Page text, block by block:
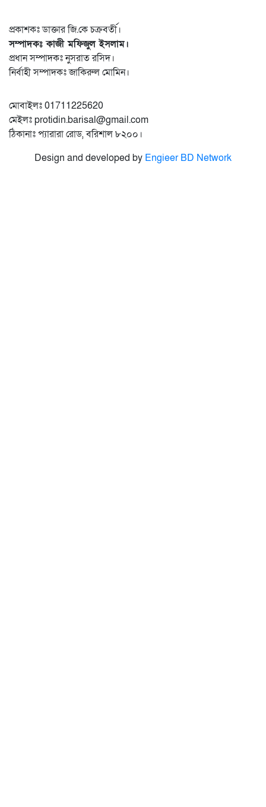
প্রকাশকঃ ডাক্তার জি.কে চক্রবর্তী।
সম্পাদকঃ কাজী মফিজুল ইসলাম।
প্রধান সম্পাদকঃ নুসরাত রসিদ।
নির্বাহী সম্পাদকঃ জাকিরুল মোমিন।
মোবাইলঃ 01711225620
মেইলঃ protidin.barisal@gmail.com
ঠিকানাঃ প্যারারা রোড, বরিশাল ৮২০০।
Design and developed by Engieer BD Network